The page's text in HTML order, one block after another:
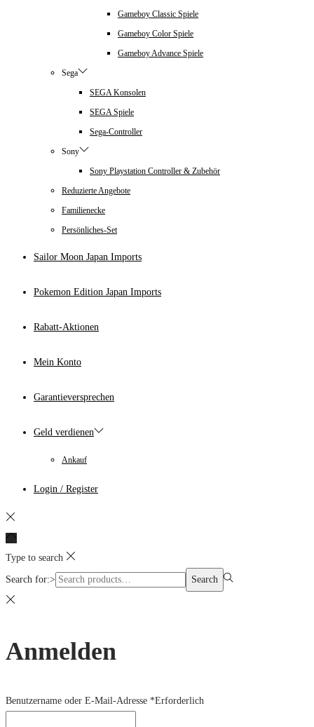
Gameboy Classic Spiele
Gameboy Color Spiele
Gameboy Advance Spiele
Sega
SEGA Konsolen
SEGA Spiele
Sega-Controller
Sony
Sony Playstation Controller & Zubehör
Reduzierte Angebote
Familienecke
Persönliches-Set
Sailor Moon Japan Imports
Pokemon Edition Japan Imports
Rabatt-Aktionen
Mein Konto
Garantieversprechen
Geld verdienen
Ankauf
Login / Register
Type to search
Search for:> Search
Anmelden
Benutzername oder E-Mail-Adresse *Erforderlich